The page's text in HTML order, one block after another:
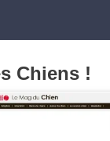
Chiens !